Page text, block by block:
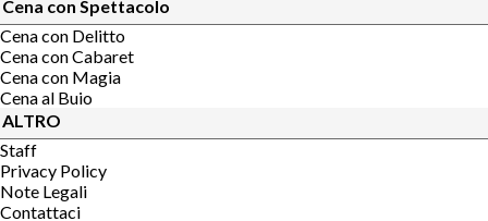
Cena con Spettacolo
Cena con Delitto
Cena con Cabaret
Cena con Magia
Cena al Buio
ALTRO
Staff
Privacy Policy
Note Legali
Contattaci